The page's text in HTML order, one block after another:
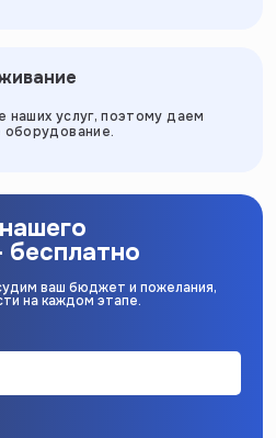
наших услуг, поэтому даем
оборудование.
бесплатно
ваш бюджет и пожелания,
на каждом этапе.